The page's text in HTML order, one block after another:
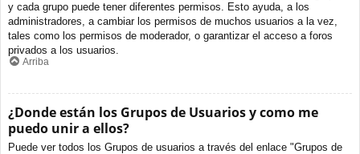
y cada grupo puede tener diferentes permisos. Esto ayuda, a los
administradores, a cambiar los permisos de muchos usuarios a la vez,
tales como los permisos de moderador, o garantizar el acceso a foros
privados a los usuarios.
Arriba
¿Donde están los Grupos de Usuarios y como me
puedo unir a ellos?
Puede ver todos los Grupos de usuarios a través del enlace "Grupos de